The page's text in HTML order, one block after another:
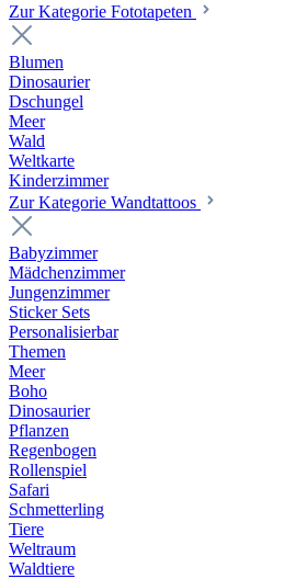
Zur Kategorie Fototapeten
Blumen
Dinosaurier
Dschungel
Meer
Wald
Weltkarte
Kinderzimmer
Zur Kategorie Wandtattoos
Babyzimmer
Mädchenzimmer
Jungenzimmer
Sticker Sets
Personalisierbar
Themen
Meer
Boho
Dinosaurier
Pflanzen
Regenbogen
Rollenspiel
Safari
Schmetterling
Tiere
Weltraum
Waldtiere